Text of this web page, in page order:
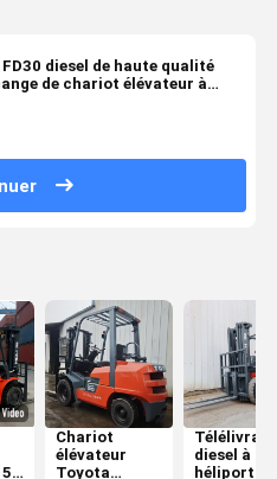
diesel de haute qualité
de chariot élévateur à
5t
Chariot
élévateur
Toyota
diesel à
héliport de